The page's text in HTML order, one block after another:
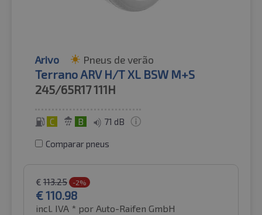
Arivo Pneus de verão
Terrano ARV H/T XL BSW M+S
245/65R17111H
C B 71 dB
Comparar pneus
€ 113.25 -2%
€110.98
incl. IVA * por Auto-Raifen GmbH